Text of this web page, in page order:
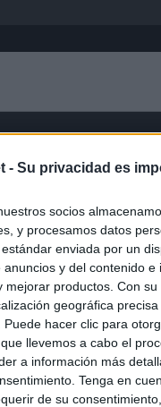
- Su privacidad es
socios
y procesamos datos
enviada por un
anuncios y del contenido
mejorar productos. Con
geográfica
Puede hacer clic para
llevemos a cabo el
a información más
Tenga en
de su